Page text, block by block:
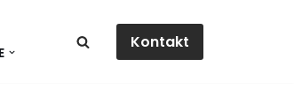
Kontakt